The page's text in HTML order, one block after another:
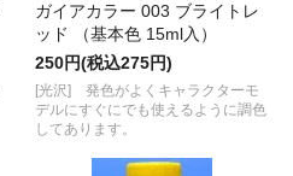
ガイアカラー 003 ブライトレ
ッド （基本色 15ml入）
250円(税込275円)
[光沢] 発色がよくキャラクターモ
デルにすぐにでも使えるように調色
してあります。